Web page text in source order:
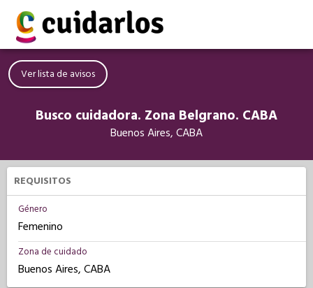
Ver lista de avisos
Busco cuidadora. Zona Belgrano. CABA
Buenos Aires, CABA
REQUISITOS
Género
Femenino
Zona de cuidado
Buenos Aires, CABA